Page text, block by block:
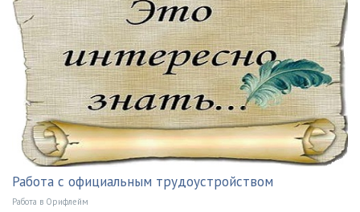
Работа с официальным трудоустройством
Работа в Орифлейм